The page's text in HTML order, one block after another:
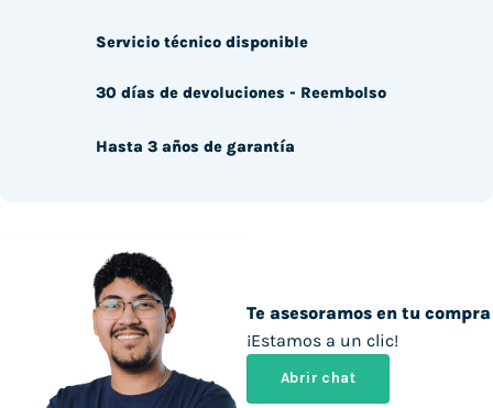
Te asesoramos en tu compra
¡Estamos a un clic!
Abrir chat
Servicio técnico disponible
30 días de devoluciones - Reembolso
Hasta 3 años de garantía